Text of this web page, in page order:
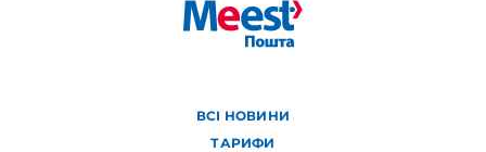
ВСІ НОВИНИ
ТАРИФИ